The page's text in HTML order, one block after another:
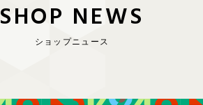
SHOP NEWS
ショップニュース